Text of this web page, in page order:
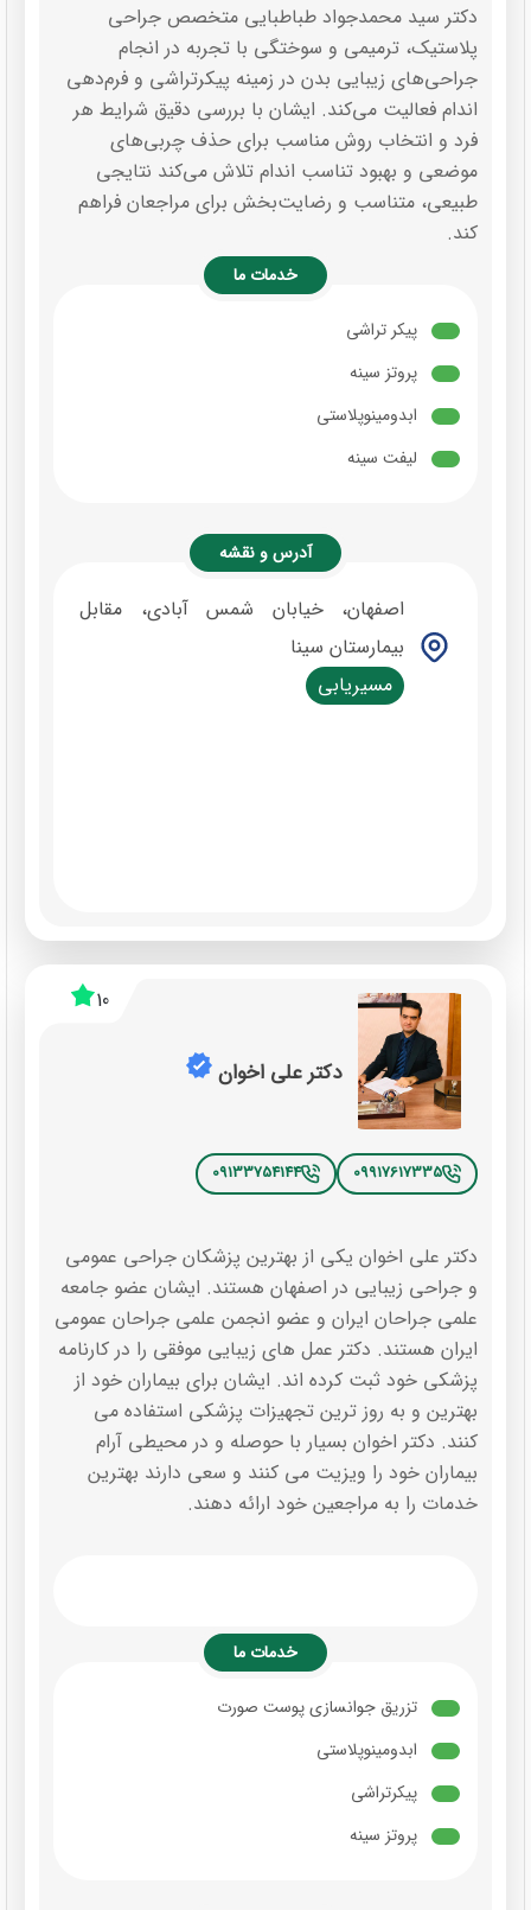
دکتر سید محمدجواد طباطبایی متخصص جراحی
پلاستیک، ترمیمی و سوختگی با تجربه در انجام
جراحی‌های زیبایی بدن در زمینه پیکرتراشی و فرم‌دهی
اندام فعالیت می‌کند. ایشان با بررسی دقیق شرایط هر
فرد و انتخاب روش مناسب برای حذف چربی‌های
موضعی و بهبود تناسب اندام تلاش می‌کند نتایجی
طبیعی، متناسب و رضایت‌بخش برای مراجعان فراهم
کند.
خدمات ما
پیکر تراشی
پروتز سینه
ابدومینوپلاستی
لیفت سینه
آدرس و نقشه
اصفهان، خیابان شمس آبادی، مقابل
بیمارستان سینا
مسیریابی
10
دکتر علی اخوان
09917617335
09133754144
دکتر علی اخوان یکی از بهترین پزشکان جراحی عمومی
و جراحی زیبایی در اصفهان هستند. ایشان عضو جامعه
علمی جراحان ایران و عضو انجمن علمی جراحان عمومی
ایران هستند. دکتر عمل های زیبایی موفقی را در کارنامه
پزشکی خود ثبت کرده اند. ایشان برای بیماران خود از
بهترین و به روز ترین تجهیزات پزشکی استفاده می
کنند. دکتر اخوان بسیار با حوصله و در محیطی آرام
بیماران خود را ویزیت می کنند و سعی دارند بهترین
خدمات را به مراجعین خود ارائه دهند.
خدمات ما
تزریق جوانسازی پوست صورت
ابدومینوپلاستی
پیکرتراشی
پروتز سینه